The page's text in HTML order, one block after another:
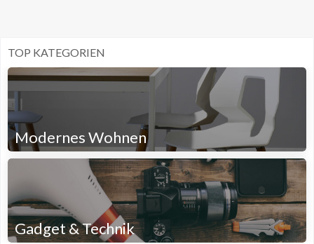
TOP KATEGORIEN
Modernes Wohnen
Gadget & Technik